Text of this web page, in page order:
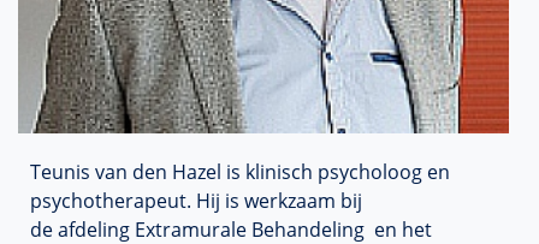
Teunis van den Hazel is klinisch psycholoog en
psychotherapeut. Hij is werkzaam bij
de afdeling Extramurale Behandeling en het